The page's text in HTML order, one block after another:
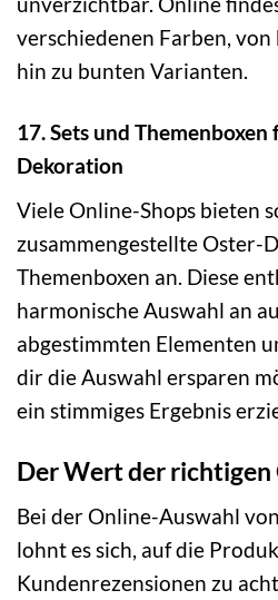
verschiedenen Farben, von
hin zu bunten Varianten.
17. Sets und
Dekoration
Viele Online-Shops bieten
zusammengestellte Oster-
Themenboxen an. Diese
harmonische Auswahl an
abgestimmten Elementen
dir die Auswahl ersparen
ein stimmiges Ergebnis
Der Wert der
Bei der Online-Auswahl
lohnt es sich, auf die
Kundenrezensionen zu